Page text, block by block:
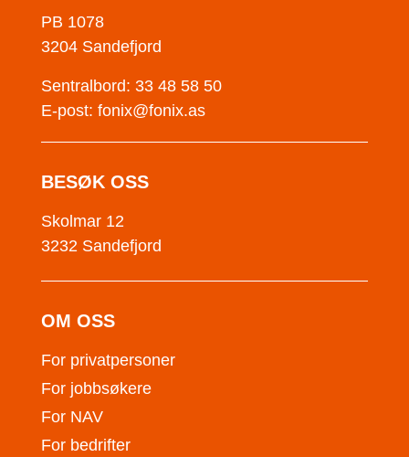
PB 1078
3204 Sandefjord
Sentralbord: 33 48 58 50
E-post: fonix@fonix.as
BESØK OSS
Skolmar 12
3232 Sandefjord
OM OSS
For privatpersoner
For jobbsøkere
For NAV
For bedrifter